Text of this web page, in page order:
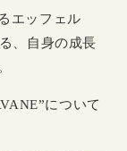
エッフェル
、自身の成長
について